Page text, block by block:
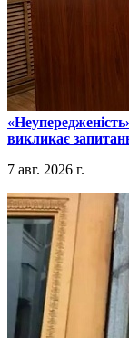
викликає
7 авг. 2026 г.